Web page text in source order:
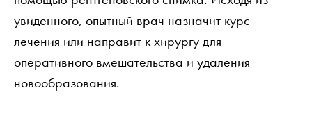
увиденного, опытный врач назначит курс
лечения или направит к хирургу для
оперативного вмешательства и удаления
новообразования.